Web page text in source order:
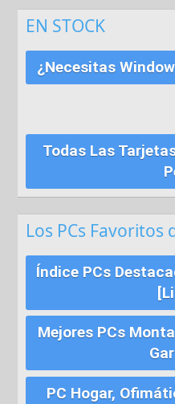
EN STOCK
¿Necesitas
Todas Las
Los PCs Favoritos
Índice PCs
Mejores PCs
PC Hogar,